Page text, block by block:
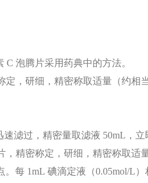
C 泡腾片采用药典中的方法。
定，研细，精密称取适量（约相
速滤过，精密量取滤液 50mL ，
，精密称定，研细，精密称取适
。每 1mL 碘滴定液（0.05mol/L）